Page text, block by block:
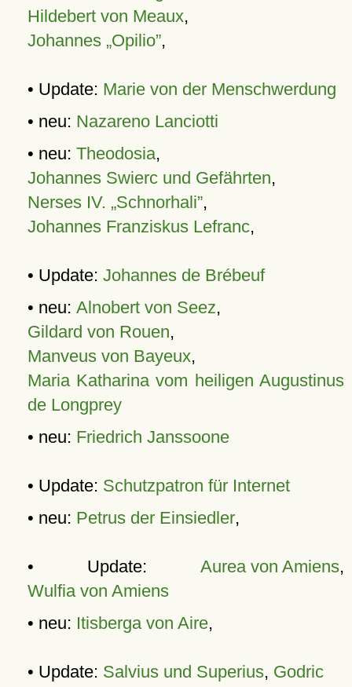
Hildebert von Meaux,
Johannes „Opilio”,
• Update: Marie von der Menschwerdung
• neu: Nazareno Lanciotti
• neu: Theodosia,
Johannes Swierc und Gefährten,
Nerses IV. „Schnorhali”,
Johannes Franziskus Lefranc,
• Update: Johannes de Brébeuf
• neu: Alnobert von Seez,
Gildard von Rouen,
Manveus von Bayeux,
Maria Katharina vom heiligen Augustinus
de Longprey
• neu: Friedrich Janssoone
• Update: Schutzpatron für Internet
• neu: Petrus der Einsiedler,
• Update: Aurea von Amiens,
Wulfia von Amiens
• neu: Itisberga von Aire,
• Update: Salvius und Superius, Godric